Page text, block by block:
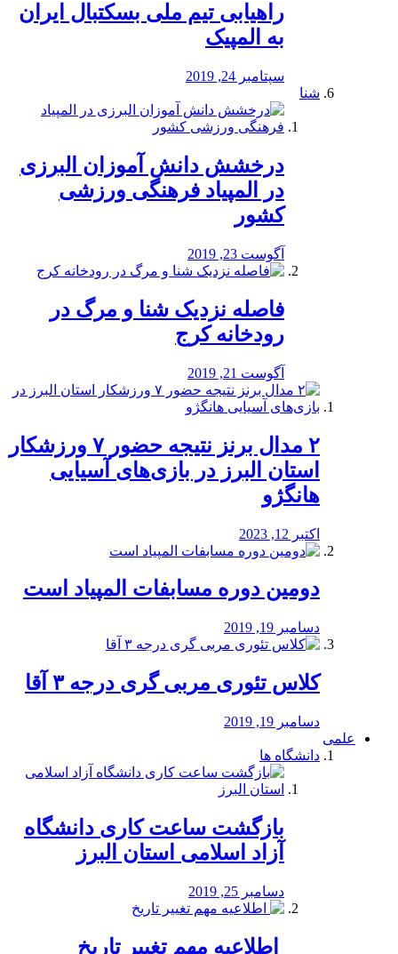
راهیابی تیم ملی بسکتبال ایران
به المپیک
سپتامبر 24, 2019
شنا
درخشش دانش آموزان البرزی
در المپیاد فرهنگی ورزشی
کشور
آگوست 23, 2019
️فاصله نزدیک شنا و مرگ در
رودخانه کرج
آگوست 21, 2019
۲ مدال برنز نتیجه حضور ۷ ورزشکار
استان البرز در بازی‌های آسیایی
هانگژو
اکتبر 12, 2023
دومین دوره مسابفات المپیاد است
دسامبر 19, 2019
کلاس تئوری مربی گری درجه ۳ آقا
دسامبر 19, 2019
علمی
دانشگاه ها
بازگشت ساعت کاری دانشگاه
آزاد اسلامی استان البرز
دسامبر 25, 2019
️ اطلاعیه مهم تغییر تاریخ